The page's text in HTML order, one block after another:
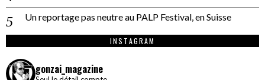
Un reportage pas neutre au PALP Festival, en Suisse
INSTAGRAM
gonzai_magazine